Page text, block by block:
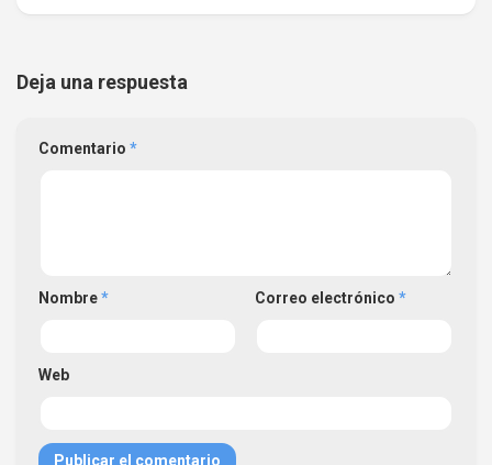
Deja una respuesta
Comentario *
Nombre* Correo electrónico *
Web